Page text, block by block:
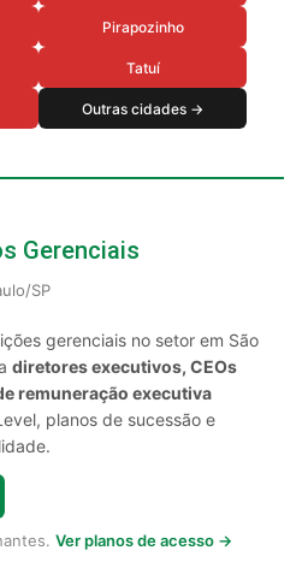
Pirapozinho
Tatuí
Outras cidades →
Gerenciais
SP
gerenciais no setor em São
diretores executivos, CEOs
remuneração executiva
planos de sucessão e
Ver planos de acesso →